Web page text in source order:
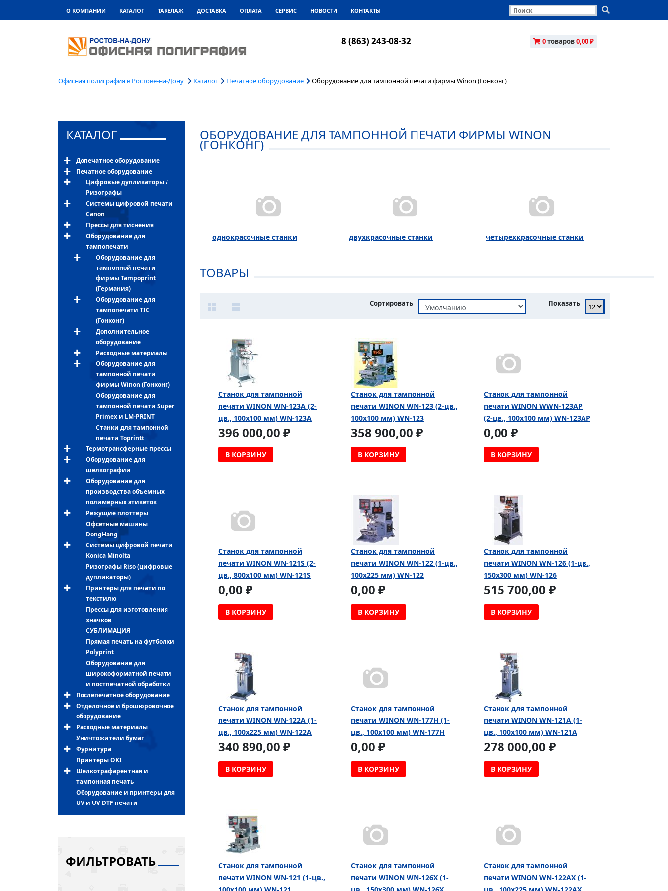
О КОМПАНИИ КАТАЛОГ ТАКЕЛАЖ ДОСТАВКА ОПЛАТА СЕРВИС НОВОСТИ КОНТАКТЫ
8 (863) 243-08-32 0товаров0,00 ₽
Офисная полиграфия в Ростове-на-Дону Каталог Печатное оборудование Оборудование для тампонной печати фирмы Winon (Гонконг)
КАТАЛОГ
Допечатное оборудование
Печатное оборудование
Цифровые дупликаторы /
Ризографы
Системы цифровой печати
Canon
Прессы для тиснения
Оборудование для
тампопечати
Оборудование для
тампонной печати
фирмы Tampoprint
(Германия)
Оборудование для
тампопечати TIC
(Гонконг)
Дополнительное
оборудование
Расходные материалы
Оборудование для
тампонной печати
фирмы Winon (Гонконг)
Оборудование для
тампонной печати Super
Primex и LM-PRINT
Станки для тампонной
печати Toprintt
Термотрансферные прессы
Оборудование для
шелкографии
Оборудование для
производства объемных
полимерных этикеток
Режущие плоттеры
Офсетные машины
DongHang
Системы цифровой печати
Konica Minolta
Ризографы Riso (цифровые
дупликаторы)
Принтеры для печати по
текстилю
Прессы для изготовления
значков
СУБЛИМАЦИЯ
Прямая печать на футболки
Polyprint
Оборудование для
широкоформатной печати
и постпечатной обработки
Послепечатное оборудование
Отделочное и брошюровочное
оборудование
Расходные материалы
Уничтожители бумаг
Фурнитура
Принтеры OKI
Шелкотрафарентная и
тампонная печать
Оборудование и принтеры для
UV и UV DTF печати
ФИЛЬТРОВАТЬ
ОБОРУДОВАНИЕ ДЛЯ ТАМПОННОЙ ПЕЧАТИ ФИРМЫ WINON
(ГОНКОНГ)
однокрасочные станки двухкрасочные станки четырехкрасочные станки
ТОВАРЫ
Сортировать Показать
Cтанок для тампонной
печати WINON WN-123A (2-
цв., 100х100 мм) WN-123A
396 000,00 ₽
В КОРЗИНУ
Cтанок для тампонной
печати WINON WN-123 (2-цв.,
100х100 мм) WN-123
358 900,00 ₽
В КОРЗИНУ
Cтанок для тампонной
печати WINON WWN-123AP
(2-цв., 100х100 мм) WN-123AP
0,00 ₽
В КОРЗИНУ
Cтанок для тампонной
печати WINON WN-121S (2-
цв., 800х100 мм) WN-121S
0,00 ₽
В КОРЗИНУ
Cтанок для тампонной
печати WINON WN-122 (1-цв.,
100х225 мм) WN-122
0,00 ₽
В КОРЗИНУ
Cтанок для тампонной
печати WINON WN-126 (1-цв.,
150х300 мм) WN-126
515 700,00 ₽
В КОРЗИНУ
Cтанок для тампонной
печати WINON WN-122A (1-
цв., 100х225 мм) WN-122A
340 890,00 ₽
В КОРЗИНУ
Cтанок для тампонной
печати WINON WN-177H (1-
цв., 100х100 мм) WN-177H
0,00 ₽
В КОРЗИНУ
Cтанок для тампонной
печати WINON WN-121A (1-
цв., 100х100 мм) WN-121A
278 000,00 ₽
В КОРЗИНУ
Cтанок для тампонной
печати WINON WN-121 (1-цв.,
Cтанок для тампонной
печати WINON WN-126Х (1-
Cтанок для тампонной
печати WINON WN-122AX (1-